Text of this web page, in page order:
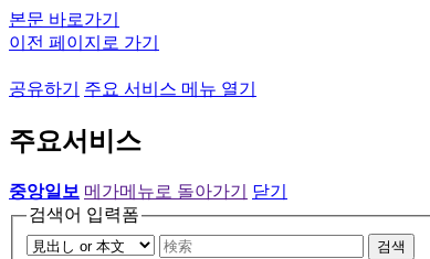
본문 바로가기
이전 페이지로 가기
공유하기 주요 서비스 메뉴 열기
주요서비스
중앙일보 메가메뉴로 돌아가기
닫기
검색어 입력폼
검색